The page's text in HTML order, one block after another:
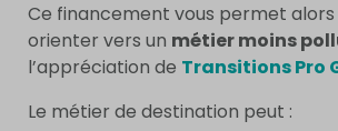
Ce financement vous permet alors
orienter vers un métier moins
l’appréciation de Transitions Pro
Le métier de destination peut :